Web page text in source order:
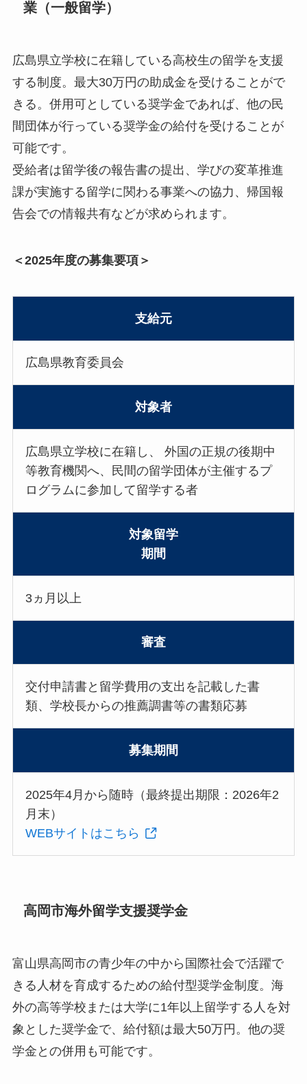
業（一般留学）
広島県立学校に在籍している高校生の留学を支援
する制度。最大30万円の助成金を受けることがで
きる。併用可としている奨学金であれば、他の民
間団体が行っている奨学金の給付を受けることが
可能です。
受給者は留学後の報告書の提出、学びの変革推進
課が実施する留学に関わる事業への協力、帰国報
告会での情報共有などが求められます。
＜2025年度の募集要項＞
支給元
広島県教育委員会
対象者
広島県立学校に在籍し、 外国の正規の後期中
等教育機関へ、民間の留学団体が主催するプ
ログラムに参加して留学する者
対象留学
期間
3ヵ月以上
審査
交付申請書と留学費用の支出を記載した書
類、学校長からの推薦調書等の書類応募
募集期間
2025年4月から随時（最終提出期限：2026年2
月末）
WEBサイトはこちら
高岡市海外留学支援奨学金
富山県高岡市の青少年の中から国際社会で活躍で
きる人材を育成するための給付型奨学金制度。海
外の高等学校または大学に1年以上留学する人を対
象とした奨学金で、給付額は最大50万円。他の奨
学金との併用も可能です。